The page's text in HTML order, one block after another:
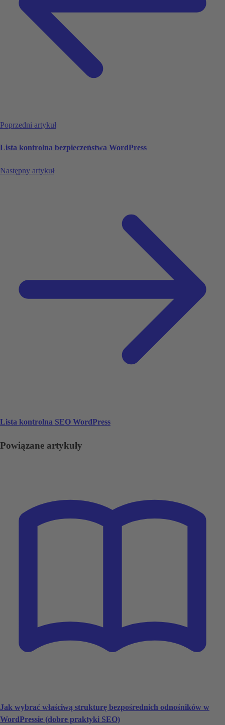
Poprzedni artykuł
Lista kontrolna bezpieczeństwa WordPress
Następny artykuł
Lista kontrolna SEO WordPress
Powiązane artykuły
Jak wybrać właściwą strukturę bezpośrednich odnośników w
WordPressie (dobre praktyki SEO)